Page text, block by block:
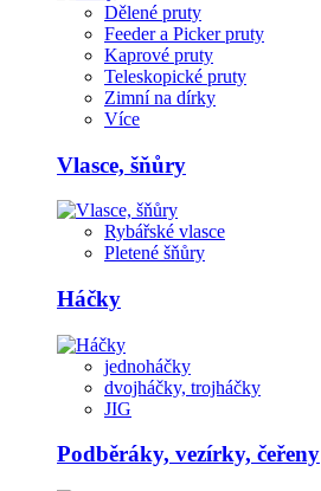
Dělené pruty
Feeder a Picker pruty
Kaprové pruty
Teleskopické pruty
Zimní na dírky
Více
Vlasce, šňůry
Rybářské vlasce
Pletené šňůry
Háčky
jednoháčky
dvojháčky, trojháčky
JIG
Podběráky, vezírky, čeřeny